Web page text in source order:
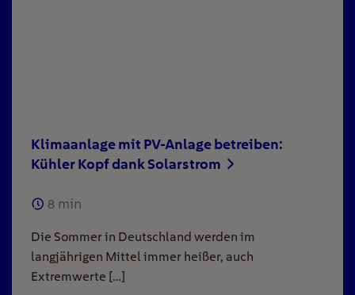
Klimaanlage mit PV-Anlage betreiben:
Kühler Kopf dank Solarstrom
8 min
Die Sommer in Deutschland werden im
langjährigen Mittel immer heißer, auch
Extremwerte […]